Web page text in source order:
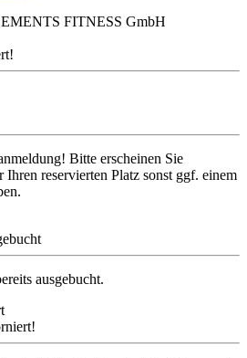
FITNESS GmbH
Bitte erscheinen Sie
reservierten Platz sonst ggf. einem
ausgebucht.